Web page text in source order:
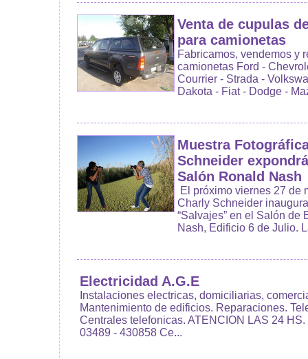
Venta de cupulas
para camionetas
Fabricamos, vendemos y
camionetas Ford -
Courrier - Strada -
Dakota - Fiat - Dodge -
Muestra
Schneider
Salón Ronald Nash
El próximo viernes 27 de
Charly Schneider
“Salvajes” en el Salón de
Nash, Edificio 6 de Julio.
Electricidad A.G.E
Instalaciones electricas, domiciliarias,
Mantenimiento de edificios. Reparaciones.
Centrales telefonicas. ATENCION LAS 24
03489 - 430858 Ce...